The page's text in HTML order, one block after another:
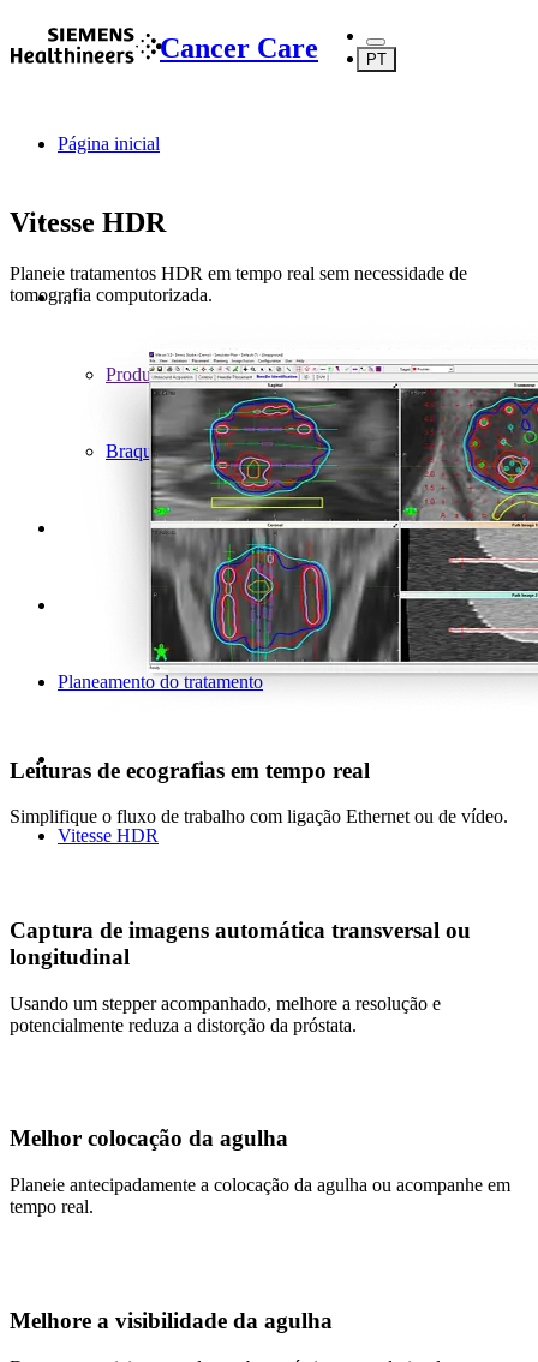
Cancer Care PT
Página inicial
...
Produtos
Braquiterapia
Planeamento do tratamento
Vitesse HDR
Vitesse HDR
Planeie tratamentos HDR em tempo real sem necessidade de
tomografia computorizada.
Leituras de ecografias em tempo real
Simplifique o fluxo de trabalho com ligação Ethernet ou de vídeo.
Captura de imagens automática transversal ou
longitudinal
Usando um stepper acompanhado, melhore a resolução e
potencialmente reduza a distorção da próstata.
Melhor colocação da agulha
Planeie antecipadamente a colocação da agulha ou acompanhe em
tempo real.
Melhore a visibilidade da agulha